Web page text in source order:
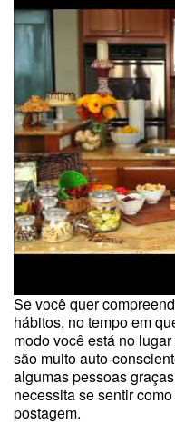
Se você quer
hábitos, no tempo em
modo você está no
são muito auto-
algumas pessoas
necessita se sentir
postagem.